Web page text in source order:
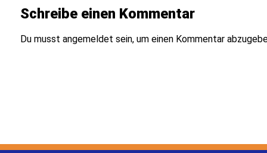
Schreibe einen Kommentar
Du musst angemeldet sein, um einen Kommentar